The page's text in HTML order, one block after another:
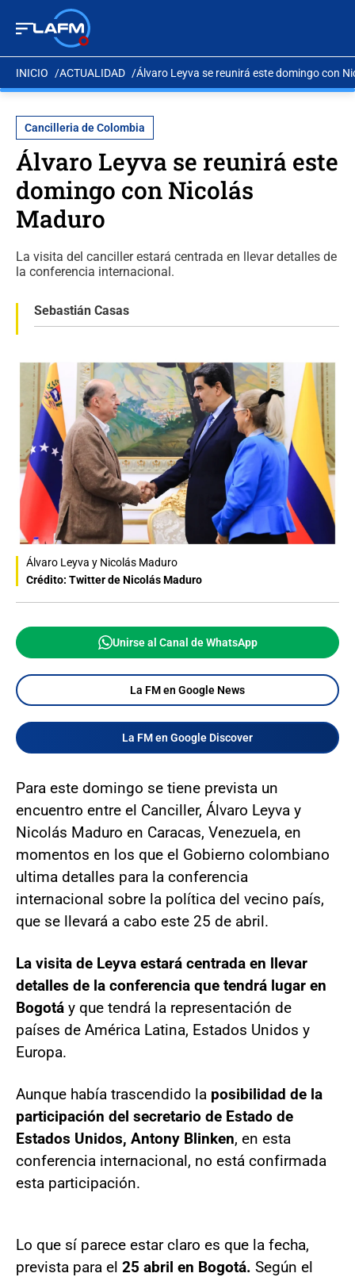
INICIO ACTUALIDAD Álvaro Leyva se reunirá este domingo con
Cancilleria de Colombia
Álvaro Leyva se reunirá este
domingo con Nicolás
Maduro
La visita del canciller estará centrada en llevar detalles de
la conferencia internacional.
Sebastián Casas
Álvaro Leyva y Nicolás Maduro
Crédito: Twitter de Nicolás Maduro
Unirse al Canal de WhatsApp
La FM en Google News
La FM en Google Discover
Para este domingo se tiene prevista un
encuentro entre el Canciller, Álvaro Leyva y
Nicolás Maduro en Caracas, Venezuela, en
momentos en los que el Gobierno colombiano
ultima detalles para la conferencia
internacional sobre la política del vecino país,
que se llevará a cabo este 25 de abril.
La visita de Leyva estará centrada en llevar
detalles de la conferencia que tendrá lugar en
Bogotá y que tendrá la representación de
países de América Latina, Estados Unidos y
Europa.
Aunque había trascendido la posibilidad de la
participación del secretario de Estado de
Estados Unidos, Antony Blinken, en esta
conferencia internacional, no está confirmada
esta participación.
Lo que sí parece estar claro es que la fecha,
prevista para el 25 abril en Bogotá. Según el